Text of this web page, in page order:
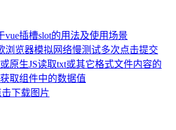
vue插槽slot的用法及使用场景
浏览器模拟网络慢测试多次点击提交
原生JS读取txt或其它格式文件内容的
取组件中的数据值
击下载图片